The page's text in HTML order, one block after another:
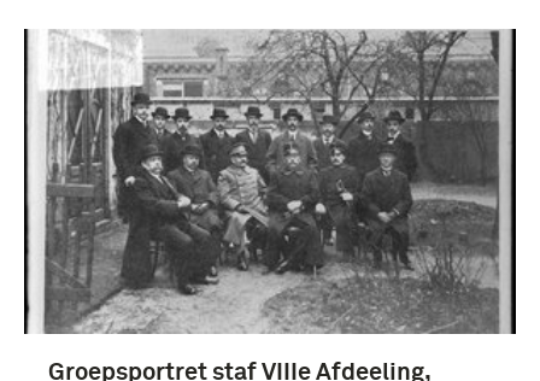
Groepsportret staf VIIIe Afdeeling,